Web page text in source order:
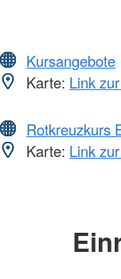
Kursangebote
Karte: Link
Rotkreuzkurs
Karte: Link